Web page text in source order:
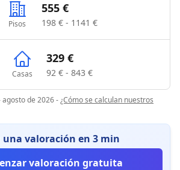
Pisos
555 €
198 € - 1141 €
Casas
329 €
92 € - 843 €
agosto de 2026-¿Cómo se calculan nuestros
una valoración en 3 min
valoración gratuita